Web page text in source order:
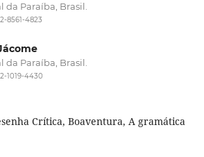
da Paraíba, Brasil.
8561-4823
da Paraíba, Brasil.
1019-4430
Crítica, Boaventura, A gramática